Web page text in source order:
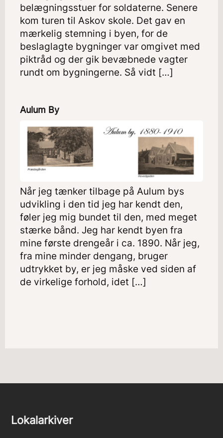
belægningsstuer for soldaterne. Senere
kom turen til Askov skole. Det gav en
mærkelig stemning i byen, for de
beslaglagte bygninger var omgivet med
piktråd og der gik bevæbnede vagter
rundt om bygningerne. Så vidt […]
Aulum By
Når jeg tænker tilbage på Aulum bys
udvikling i den tid jeg har kendt den,
føler jeg mig bundet til den, med meget
stærke bånd. Jeg har kendt byen fra
mine første drengeår i ca. 1890. Når jeg,
fra mine minder dengang, bruger
udtrykket by, er jeg måske ved siden af
de virkelige forhold, idet […]
Lokalarkiver